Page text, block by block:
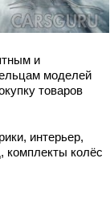
и
моделей
товаров
интерьер,
комплекты колёс